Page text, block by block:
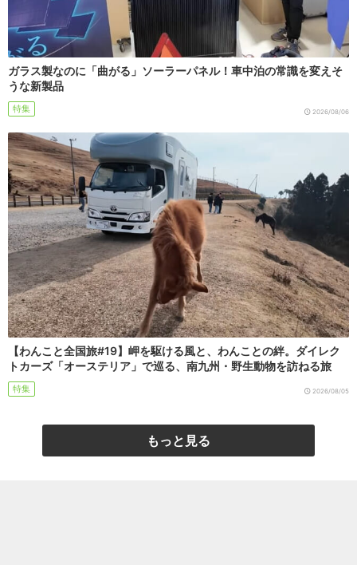
ガラス製なのに「曲がる」ソーラーパネル！車中泊の常識を変えそ
うな新製品
特集 2026/08/06
【わんこと全国旅#19】岬を駆ける風と、わんことの絆。ダイレク
トカーズ「オーステリア」で巡る、南九州・野生動物を訪ねる旅
特集 2026/08/05
もっと見る